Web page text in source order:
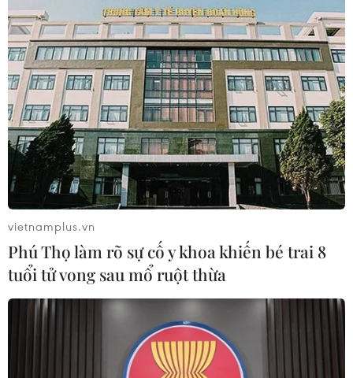
Đắk Lắk xử lý nghiêm giáo viên đánh học
sinh trong giờ học
13/10/2020 09:37
Vụ việc xảy ra vào sáng 6/10, khi cô An Thị Thanh, giáo
viên chủ nhiệm lớp 3B trường Tiểu học Nguyễn Du dùng
thước đánh vào chân của em Đ. khiến chân em bị bầm
vietnamplus.vn
Phú Thọ làm rõ sự cố y khoa khiến bé trai 8
tuổi tử vong sau mổ ruột thừa